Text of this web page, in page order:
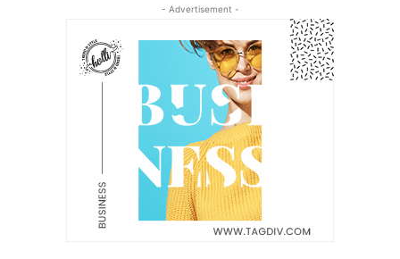
- Advertisement -